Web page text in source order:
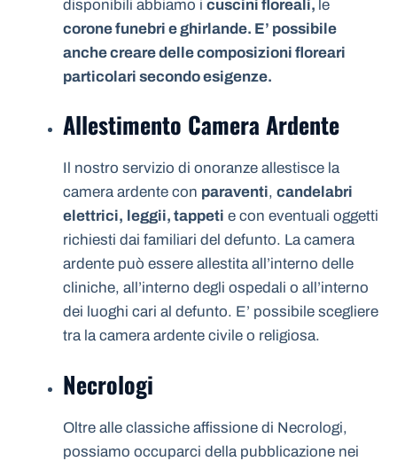
disponibili abbiamo i cuscini floreali, le
corone funebri e ghirlande. E’ possibile
anche creare delle composizioni floreari
particolari secondo esigenze.
Allestimento Camera Ardente
Il nostro servizio di onoranze allestisce la
camera ardente con paraventi, candelabri
elettrici, leggii, tappeti e con eventuali oggetti
richiesti dai familiari del defunto. La camera
ardente può essere allestita all’interno delle
cliniche, all’interno degli ospedali o all’interno
dei luoghi cari al defunto. E’ possibile scegliere
tra la camera ardente civile o religiosa.
Necrologi
Oltre alle classiche affissione di Necrologi,
possiamo occuparci della pubblicazione nei